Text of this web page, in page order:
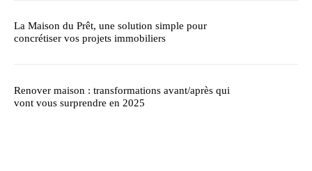
La Maison du Prêt, une solution simple pour
concrétiser vos projets immobiliers
Renover maison : transformations avant/après qui
vont vous surprendre en 2025